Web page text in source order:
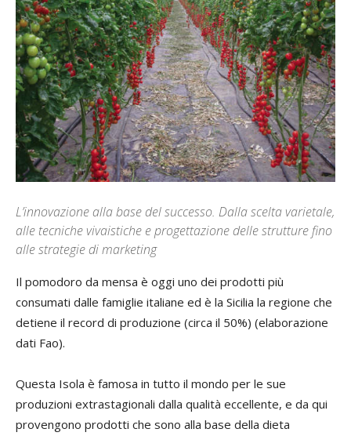
L’innovazione alla base del successo. Dalla scelta varietale,
alle tecniche vivaistiche e progettazione delle strutture fino
alle strategie di marketing
Il pomodoro da mensa è oggi uno dei prodotti più
consumati dalle famiglie italiane ed è la Sicilia la regione che
detiene il record di produzione (circa il 50%) (elaborazione
dati Fao).
Questa Isola è famosa in tutto il mondo per le sue
produzioni extrastagionali dalla qualità eccellente, e da qui
provengono prodotti che sono alla base della dieta